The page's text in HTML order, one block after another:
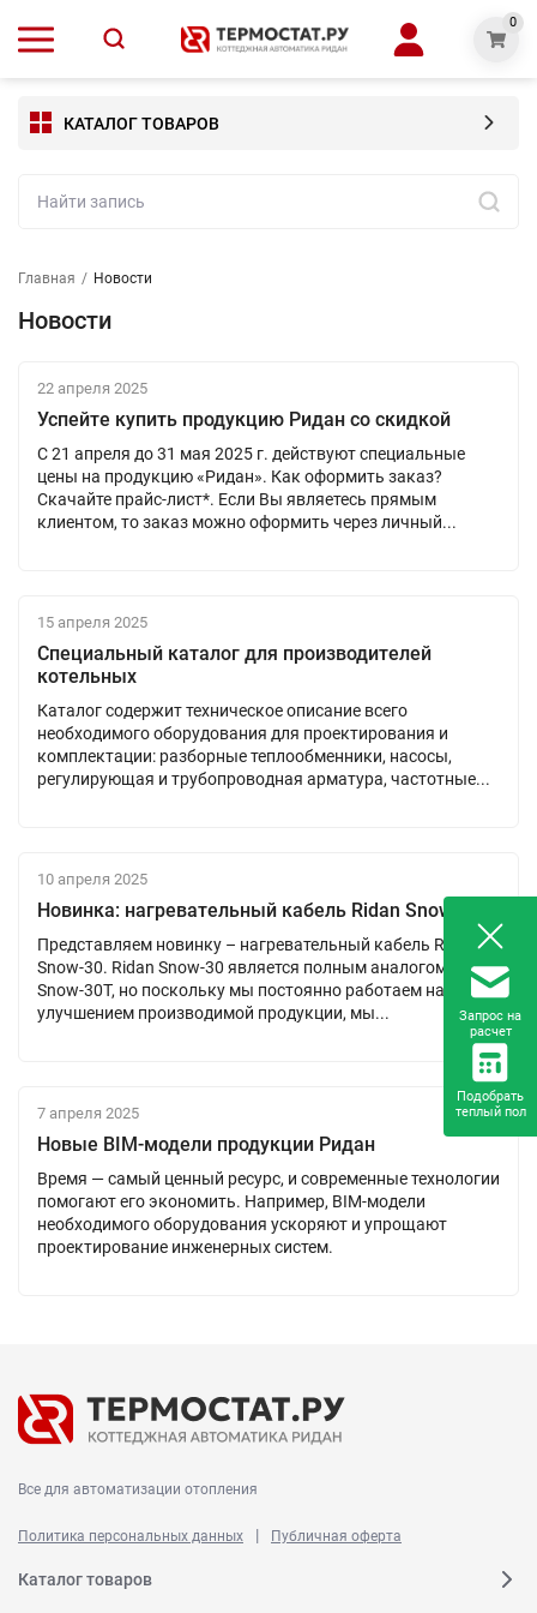
0
КАТАЛОГ ТОВАРОВ
Главная / Новости
Новости
22 апреля 2025
Успейте купить продукцию Ридан со скидкой
С 21 апреля до 31 мая 2025 г. действуют специальные
цены на продукцию «Ридан». Как оформить заказ?
Скачайте прайс-лист*. Если Вы являетесь прямым
клиентом, то заказ можно оформить через личный...
15 апреля 2025
Специальный каталог для производителей
котельных
Каталог содержит техническое описание всего
необходимого оборудования для проектирования и
комплектации: разборные теплообменники, насосы,
регулирующая и трубопроводная арматура, частотные...
10 апреля 2025
Новинка: нагревательный кабель Ridan Snow-30
Представляем новинку – нагревательный кабель Ridan
Snow-30. Ridan Snow-30 является полным аналогом ДЕВИ
Snow-30T, но поскольку мы постоянно работаем над
улучшением производимой продукции, мы...
7 апреля 2025
Новые BIM-модели продукции Ридан
Время — самый ценный ресурс, и современные технологии
помогают его экономить. Например, BIM-модели
необходимого оборудования ускоряют и упрощают
проектирование инженерных систем.
Все для автоматизации отопления
Политика персональных данных | Публичная оферта
Каталог товаров
Запрос на
расчет
Подобрать
теплый пол